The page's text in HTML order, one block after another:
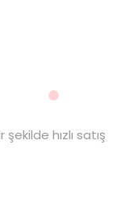
hızlı satış